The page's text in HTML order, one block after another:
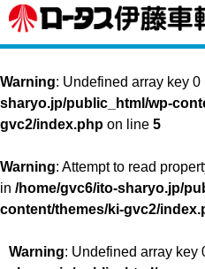
Warning: Undefined array key 0
sharyo.jp/public_html/wp-
gvc2/index.php on line 5
Warning: Attempt to read
in /home/gvc6/ito-sharyo.jp/
content/themes/ki-gvc2/
Warning: Undefined array key